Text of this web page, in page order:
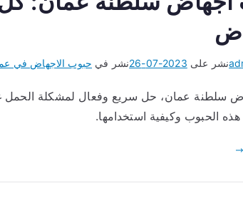
نشر على 2023-07-26 نشر في حبوب الاجهاض في
سلطنة عمان، حل سريع وفعال لمشكلة الحمل
الحبوب وكيفية استخدامها.